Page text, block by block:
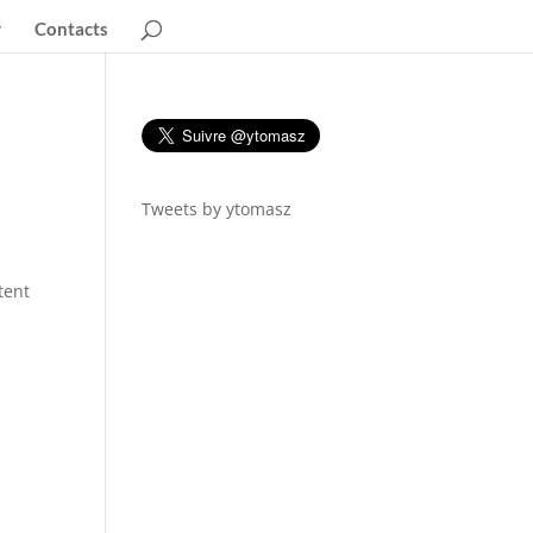
Contacts
Tweets by ytomasz